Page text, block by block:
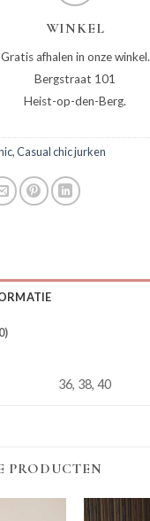
WINKEL
Gratis afhalen in onze winkel.
Bergstraat 101
Heist-op-den-Berg.
,Casual chic jurken
36, 38, 40
PRODUCTEN